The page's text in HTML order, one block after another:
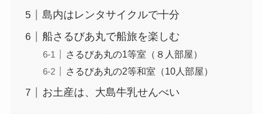
島内はレンタサイクルで十分
船さるびあ丸で船旅を楽しむ
さるびあ丸の1等室（８人部屋）
さるびあ丸の2等和室（10人部屋）
お土産は、大島牛乳せんべい